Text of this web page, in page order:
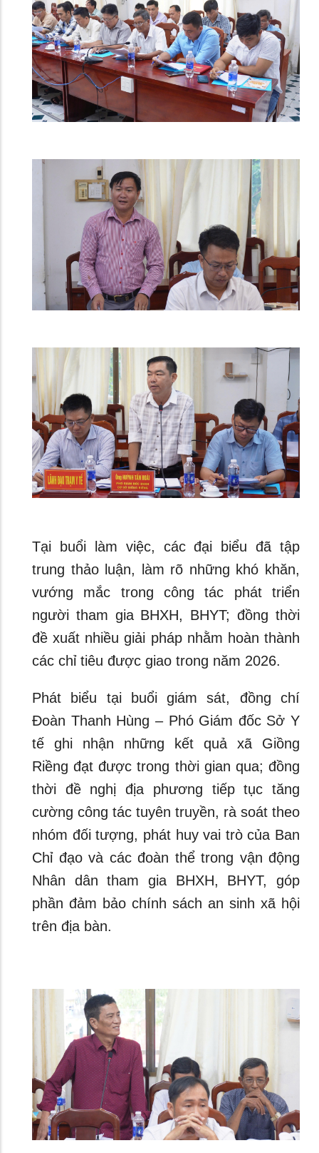
Tại buổi làm việc, các đại biểu đã tập
trung thảo luận, làm rõ những khó khăn,
vướng mắc trong công tác phát triển
người tham gia BHXH, BHYT; đồng thời
đề xuất nhiều giải pháp nhằm hoàn thành
các chỉ tiêu được giao trong năm 2026.
Phát biểu tại buổi giám sát, đồng chí
Đoàn Thanh Hùng – Phó Giám đốc Sở Y
tế ghi nhận những kết quả xã Giồng
Riềng đạt được trong thời gian qua; đồng
thời đề nghị địa phương tiếp tục tăng
cường công tác tuyên truyền, rà soát theo
nhóm đối tượng, phát huy vai trò của Ban
Chỉ đạo và các đoàn thể trong vận động
Nhân dân tham gia BHXH, BHYT, góp
phần đảm bảo chính sách an sinh xã hội
trên địa bàn.